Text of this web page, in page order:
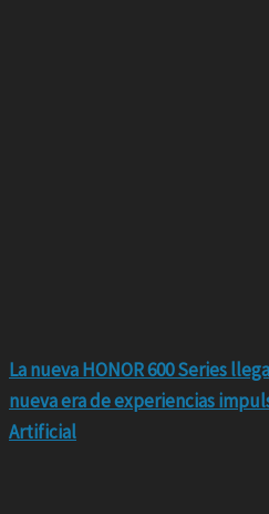
La nueva HONOR 600 Series
nueva era de experiencias
Artificial